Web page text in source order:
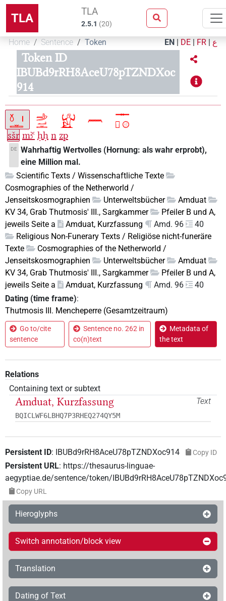
TLA TLA
2.5.1 (20)
Home Sentence Token EN | DE | FR | ع
Token ID
IBUBd9rRH8AceU78pTZNDXoc
914
sšr mꜣꜥ ḥḥ n zp
DE Wahrhaftig Wertvolles (Hornung: als wahr erprobt),
eine Million mal.
Scientific Texts / Wissenschaftliche Texte
Cosmographies of the Netherworld /
Jenseitskosmographien
Unterweltsbücher
Amduat
KV 34, Grab Thutmosis' III., Sargkammer
Pfeiler B und A,
jeweils Seite a
Amduat, Kurzfassung Amd. 96
40
Religious Non-Funerary Texts / Religiöse nicht-funeräre
Texte
Cosmographies of the Netherworld /
Jenseitskosmographien
Unterweltsbücher
Amduat
KV 34, Grab Thutmosis' III., Sargkammer
Pfeiler B und A,
jeweils Seite a
Amduat, Kurzfassung Amd. 96
40
Dating (time frame):
Thutmosis III. Mencheperre (Gesamtzeitraum)
Go to/cite
sentence
Sentence no. 262 in
co(n)text
Metadata of
the text
Relations
Containing text or subtext
Text
Amduat, Kurzfassung
BQICLWF6LBHQ7P3RHEQ274QY5M
Persistent ID: IBUBd9rRH8AceU78pTZNDXoc914 Copy ID
Persistent URL: https://thesaurus-linguae-
aegyptiae.de/sentence/token/
Copy URL
Hieroglyphs
Switch annotation/block view
Translation
Dating of Text